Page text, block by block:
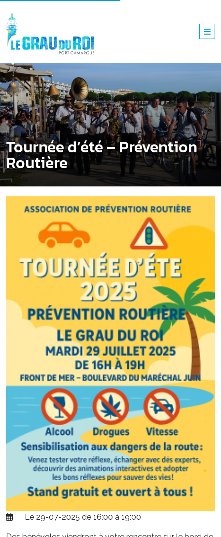
Tournée d’été – Prévention
Routière
Le 29-07-2025 de 16:00 à 19:00